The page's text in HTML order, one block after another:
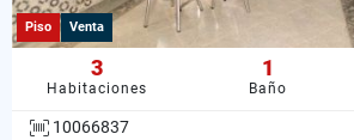
Piso Venta
3
Habitaciones
1
Baño
10066837